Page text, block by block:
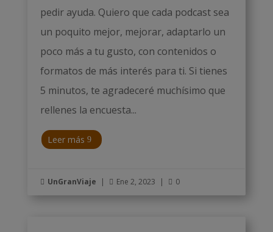
pedir ayuda. Quiero que cada podcast sea
un poquito mejor, mejorar, adaptarlo un
poco más a tu gusto, con contenidos o
formatos de más interés para ti. Si tienes
5 minutos, te agradeceré muchísimo que
rellenes la encuesta...
Leer más
 UnGranViaje |  Ene 2, 2023 |  0